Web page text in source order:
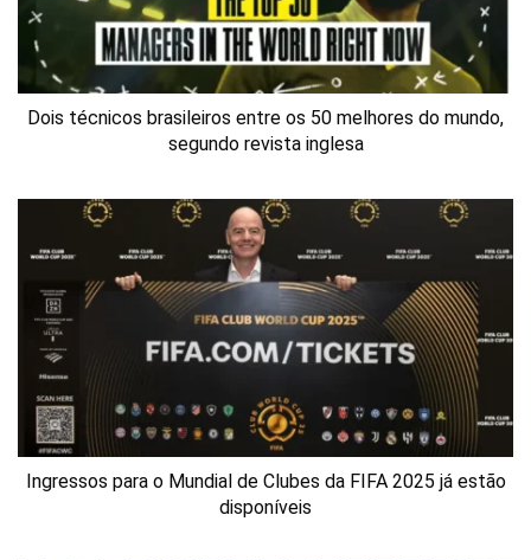
Dois técnicos brasileiros entre os 50 melhores do mundo,
segundo revista inglesa
Ingressos para o Mundial de Clubes da FIFA 2025 já estão
disponíveis